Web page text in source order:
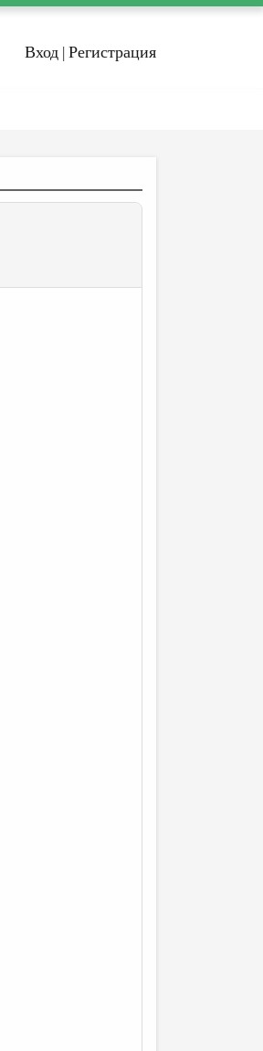
Вход | Регистрация